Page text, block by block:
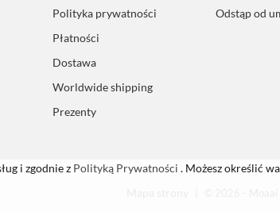
Polityka prywatności
Płatności
Dostawa
Worldwide shipping
Prezenty
Odstąp od
i zgodnie z Polityką Prywatności . Możesz określić